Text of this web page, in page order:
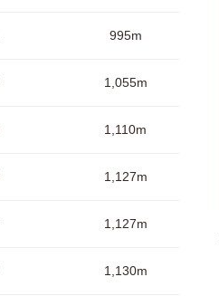
995m
1,055m
1,110m
1,127m
1,127m
1,130m